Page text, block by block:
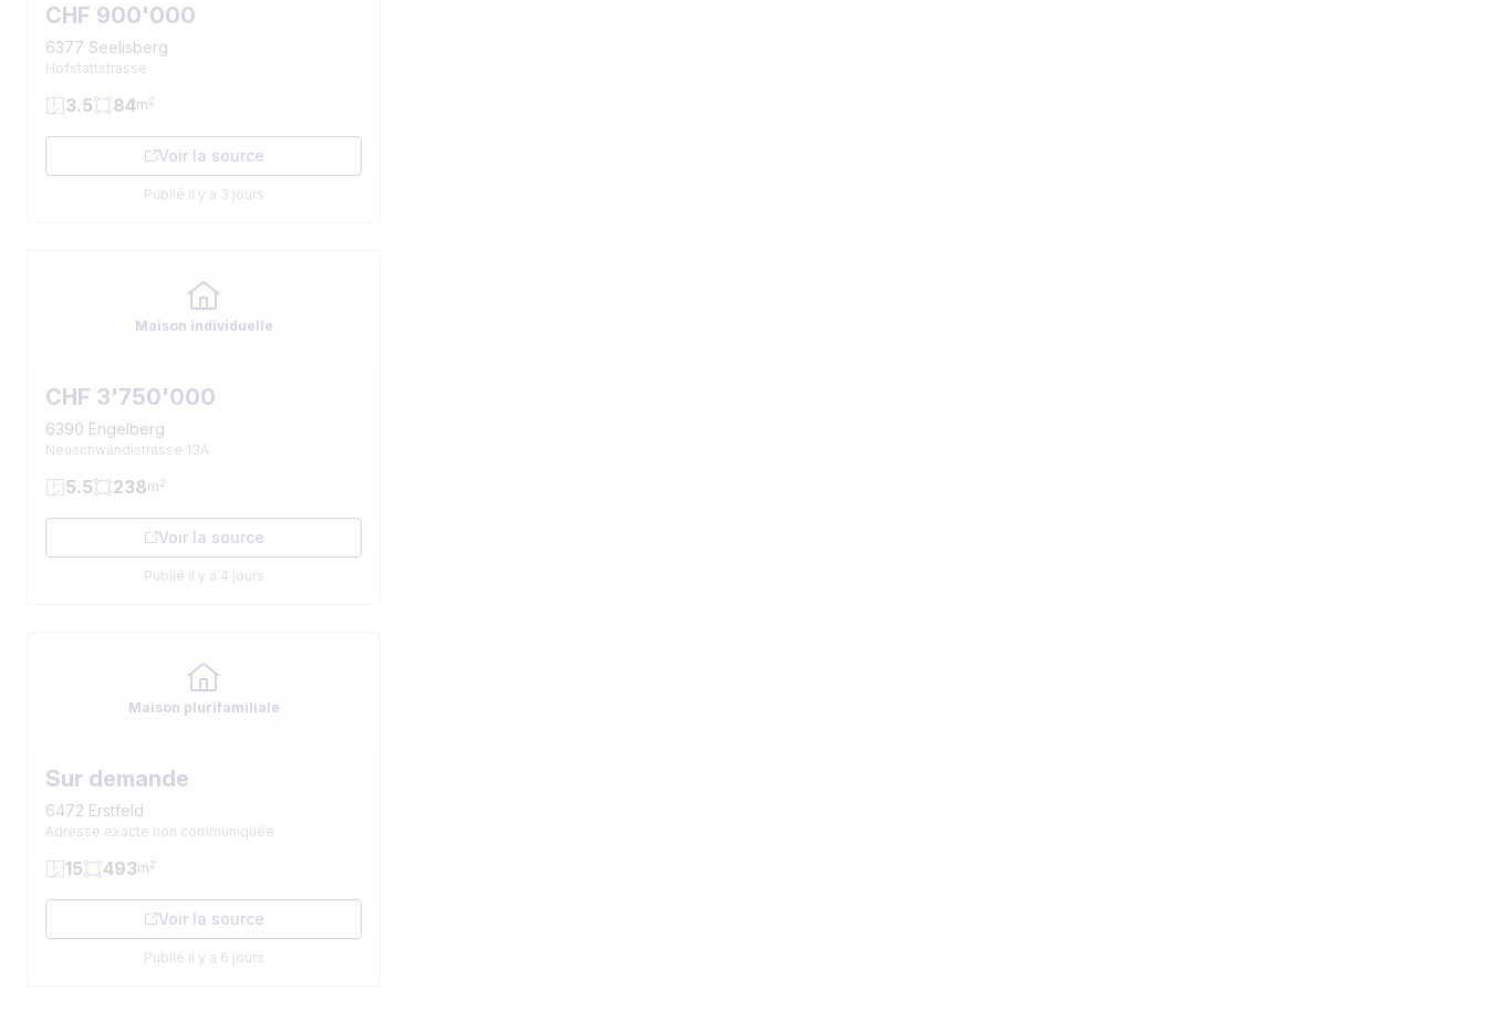
CHF 900'000
6377 Seelisberg
Hofstattstrasse
3.5 84m2
Voir la source
Publié il y a 3 jours
Maison individuelle
CHF 3'750'000
6390 Engelberg
Neuschwändistrasse 13A
5.5 238m2
Voir la source
Publié il y a 4 jours
Maison plurifamiliale
Sur demande
6472 Erstfeld
Adresse exacte non communiquée
15 493m2
Voir la source
Publié il y a 6 jours